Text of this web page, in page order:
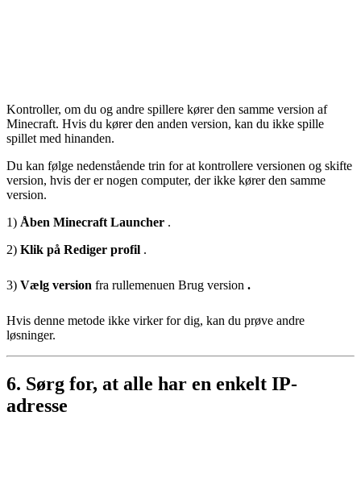
Kontroller, om du og andre spillere kører den samme version af
Minecraft. Hvis du kører den anden version, kan du ikke spille
spillet med hinanden.
Du kan følge nedenstående trin for at kontrollere versionen og skifte
version, hvis der er nogen computer, der ikke kører den samme
version.
1) Åben Minecraft Launcher .
2) Klik på Rediger profil .
3) Vælg version fra rullemenuen Brug version .
Hvis denne metode ikke virker for dig, kan du prøve andre
løsninger.
6. Sørg for, at alle har en enkelt IP-
adresse